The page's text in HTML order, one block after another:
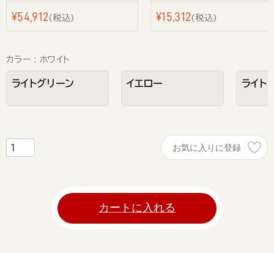
¥54,912 税込 ¥15,312 税込
カラー ホワイト
ライトグリーン イエロー ライト
お気に入りに登録
カートに入れる